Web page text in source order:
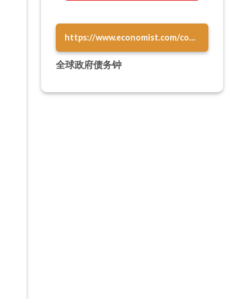
https://www.economist.com/content/global_debt_clock
全球政府债务钟